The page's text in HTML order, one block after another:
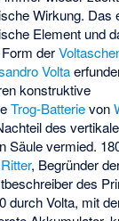
Wirkung. Das
Element und
Form der
Volta
konstruktive
Trog-Batterievon
des
Säule vermied.
, Begründer
des
durch Volta, mit